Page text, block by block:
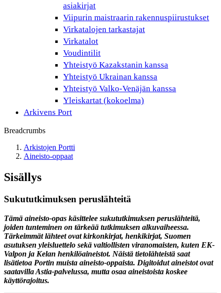
asiakirjat
Viipurin maistraarin rakennuspiirustukset
Virkatalojen tarkastajat
Virkatalot
Voudintilit
Yhteistyö Kazakstanin kanssa
Yhteistyö Ukrainan kanssa
Yhteistyö Valko-Venäjän kanssa
Yleiskartat (kokoelma)
Arkivens Port
Breadcrumbs
Arkistojen Portti
Aineisto-oppaat
Sisällys
Sukututkimuksen peruslähteitä
Tämä aineisto-opas käsittelee sukututkimuksen peruslähteitä,
joiden tunteminen on tärkeää tutkimuksen alkuvaiheessa.
Tärkeimmät lähteet ovat kirkonkirjat, henkikirjat, Suomen
asutuksen yleisluettelo sekä valtiollisten viranomaisten, kuten EK-
Valpon ja Kelan henkilöaineistot. Näistä tietolähteistä saat
lisätietoa Portin muista aineisto-oppaista. Digitoidut aineistot ovat
saatavilla Astia-palvelussa, mutta osaa aineistoista koskee
käyttörajoitus.